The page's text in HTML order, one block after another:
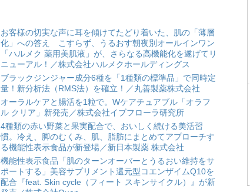
お客様の切実な声に耳を傾けてたどり着いた、肌の「薄層
化」への答え こすらず、うるおす朝夜別オールインワン
「ハルメク 薬用美肌液」が、さらなる高機能化を遂げてリ
ニューアル！／株式会社ハルメクホールディングス
ブラックジンジャー成分6種を「1種類の標準品」で同時定
量！新分析法（RMS法）を確立！／丸善製薬株式会社
オーラルケアと腸活を1粒で。Wケアチュアブル「オラフ
ル クリア」新発売／株式会社イブフローラ研究所
4種類の赤い野菜と果実配合で、おいしく続ける美活習
慣。冷え、脚のむくみ、肌、脂肪にまとめてアプローチす
る機能性表示食品が新登場／新日本製薬 株式会社
機能性表示食品「肌のターンオーバーとうるおい維持をサ
ポートする」美容サプリメント還元型コエンザイムQ10を
配合『feat. Skin cycle（フィート スキンサイクル）』が新